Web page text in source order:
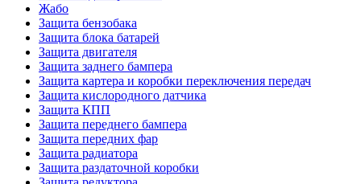
Жабо
Защита бензобака
Защита блока батарей
Защита двигателя
Защита заднего бампера
Защита картера и коробки переключения передач
Защита кислородного датчика
Защита КПП
Защита переднего бампера
Защита передних фар
Защита радиатора
Защита раздаточной коробки